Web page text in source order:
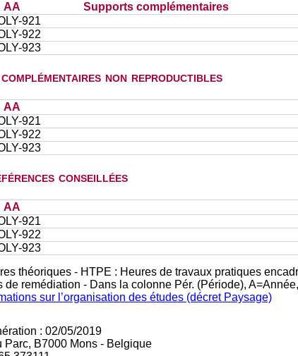
AA
Supports complémentaires
921
922
923
non reproductibles
AA
921
922
923
conseillées
AA
921
922
923
théoriques - HTPE : Heures de travaux pratiques
de remédiation - Dans la colonne Pér. (Période),
sur l’organisation des études (décret Paysage)
: 02/05/2019
Parc, B7000 Mons - Belgique